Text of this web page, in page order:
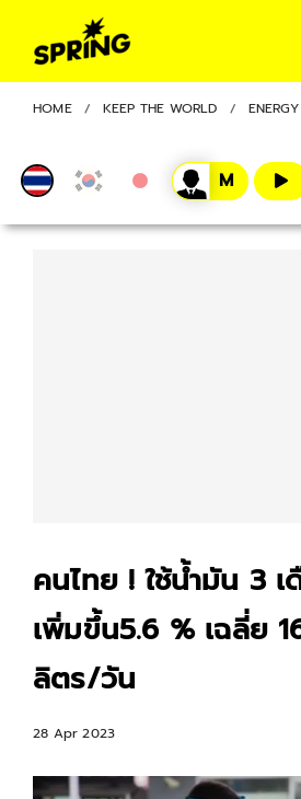
HOME KEEP THE WORLD ENERGY
คนไทย ! ใช้น้ำมัน 3
เพิ่มขึ้น5.6 % เฉลี่ย
ลิตร/วัน
28 Apr 2023